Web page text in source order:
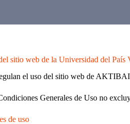
sitio web de la Universidad del
el uso del sitio web de
Generales de Uso no
de uso